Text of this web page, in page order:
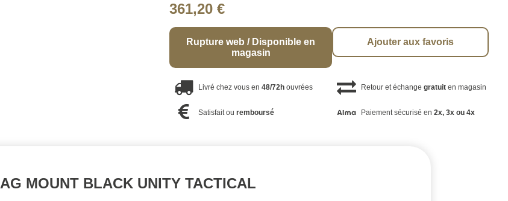
361,20 €
Rupture web / Disponible en
magasin
Ajouter aux favoris
Livré chez vous en48/72h ouvrées Retour et échange gratuiten magasin
Satisfait ouremboursé Paiement sécurisé en 2x, 3x ou 4x
MOUNT BLACK UNITY TACTICAL